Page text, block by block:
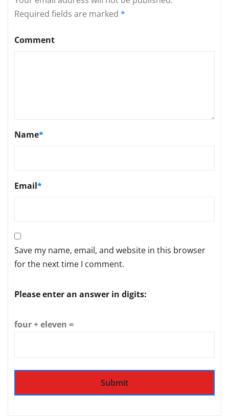
Required fields are marked *
Comment
Name*
Email*
Save my name, email, and website in this browser
for the next time I comment.
Please enter an answer in digits:
four + eleven =